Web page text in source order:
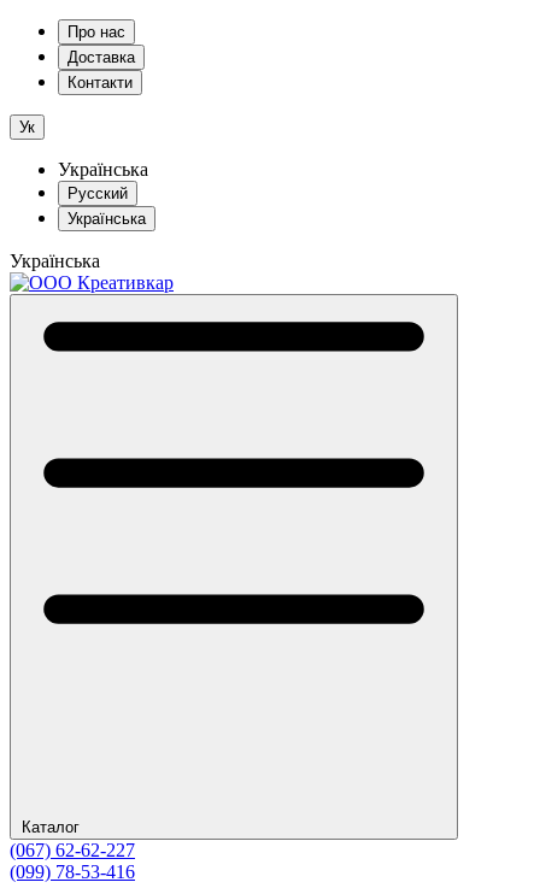
Про нас
Доставка
Контакти
Ук
Українська
Русский
Українська
Українська
Каталог
(067) 62-62-227
(099) 78-53-416